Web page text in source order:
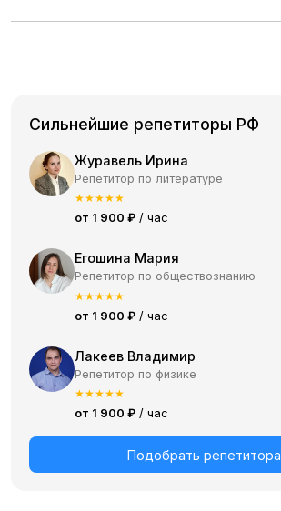
Сильнейшие репетиторы РФ
Журавель Ирина
Репетитор по литературе
★★★★★
от 1 900 ₽ / час
Егошина Мария
Репетитор по обществознанию
★★★★★
от 1 900 ₽ / час
Лакеев Владимир
Репетитор по физике
★★★★★
от 1 900 ₽ / час
Подобрать репетитора